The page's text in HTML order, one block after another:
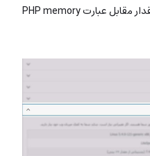
3) حالا تب Server را باز کنید و به مقدار مقابل عبارت PHP memory